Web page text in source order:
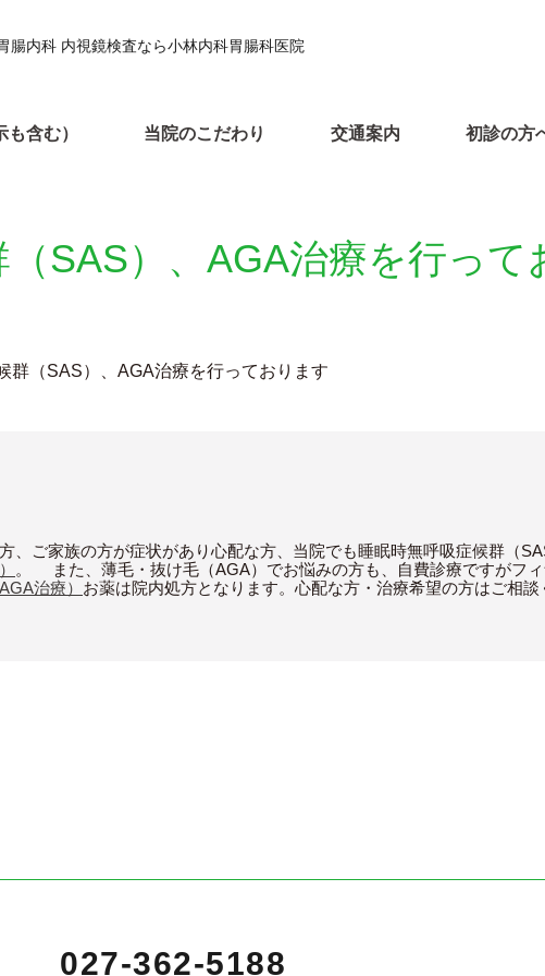
腸内科 内視鏡検査なら小林内科胃腸科医院
含む） 当院のこだわり 交通案内 初診の方
SAS）、AGA治療を行って
群（SAS）、AGA治療を行っております
、ご家族の方が症状があり心配な方、当院でも睡眠時無呼吸症候群（
。 また、薄毛・抜け毛（AGA）でお悩みの方も、自費診療ですがフ
AGA治療） お薬は院内処方となります。心配な方・治療希望の方はご相談
027-362-5188